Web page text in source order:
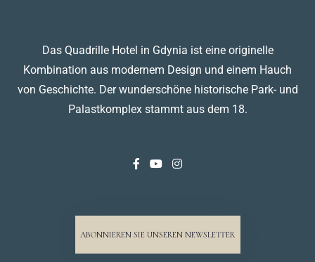
Das Quadrille Hotel in Gdynia ist eine originelle
Kombination aus modernem Design und einem Hauch
von Geschichte. Der wunderschöne historische Park- und
Palastkomplex stammt aus dem 18.
ABONNIEREN SIE UNSEREN NEWSLETTER